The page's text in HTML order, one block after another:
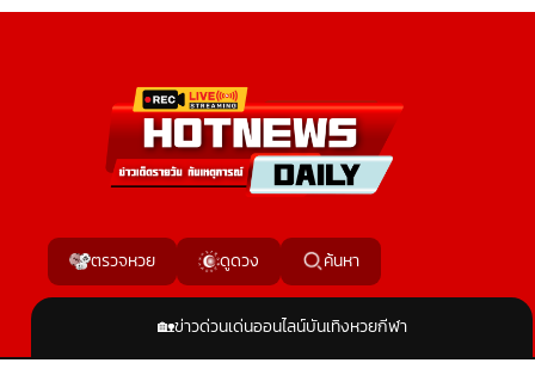
ตรวจหวย ดูดวง ค้นหา
🏡ข่าวด่วนเด่นออนไลน์บันเทิงหวยกีฬา